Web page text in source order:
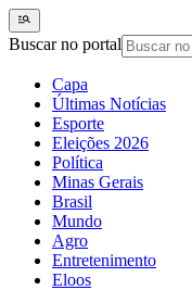
Buscar no portal
Capa
Últimas Notícias
Esporte
Eleições 2026
Política
Minas Gerais
Brasil
Mundo
Agro
Entretenimento
Eloos